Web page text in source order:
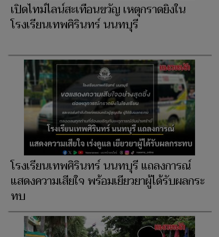
เปิดไทม์ไลน์สะเทือนขวัญ เหตุกราดยิงใน
โรงเรียนเทพศิรินทร์ นนทบุรี
โรงเรียนเทพศิรินทร์ นนทบุรี แถลงการณ์
แสดงความเสียใจ พร้อมเยียวยาผู้ได้รับผลกระ
ทบ